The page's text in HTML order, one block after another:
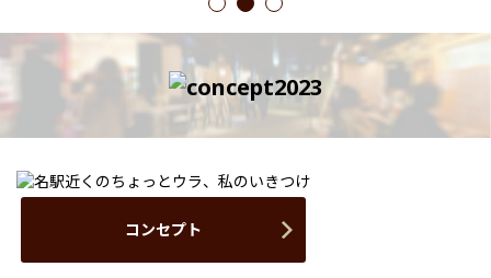
1 2 3
コンセプト